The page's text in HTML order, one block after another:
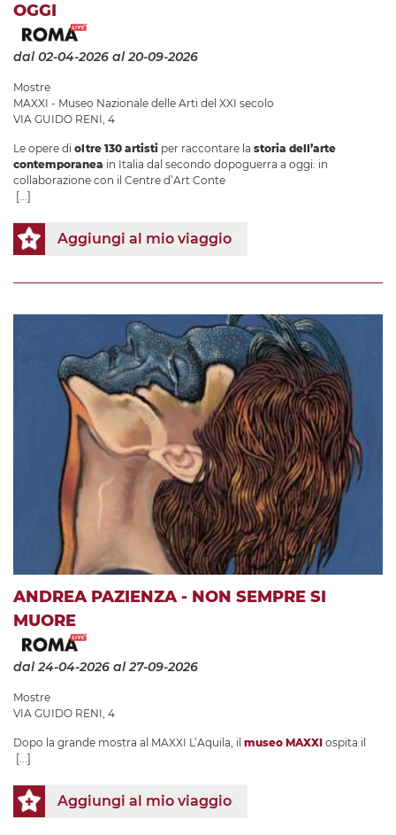
OGGI
dal 02-04-2026 al 20-09-2026
Mostre
MAXXI - Museo Nazionale delle Arti del XXI secolo
VIA GUIDO RENI, 4
Le opere di oltre 130 artisti per raccontare la storia dell’arte
contemporanea in Italia dal secondo dopoguerra a oggi: in
collaborazione con il Centre d’Art Conte
[...]
Aggiungi al mio viaggio
ANDREA PAZIENZA - NON SEMPRE SI
MUORE
dal 24-04-2026 al 27-09-2026
Mostre
VIA GUIDO RENI, 4
Dopo la grande mostra al MAXXI L’Aquila, il museo MAXXI ospita il
[...]
Aggiungi al mio viaggio